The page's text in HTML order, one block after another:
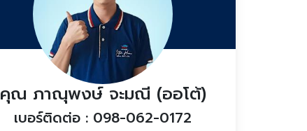
คุณ ภาณุพงษ์ จะมณี (ออโต้)
เบอร์ติดต่อ : 098-062-0172